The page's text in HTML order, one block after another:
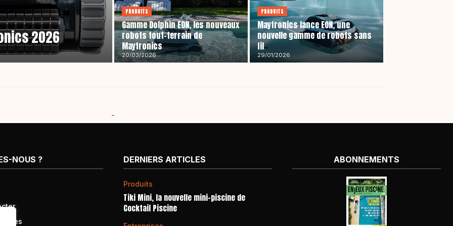
2026
PRODUITS
Gamme Dolphin EON, les nouveaux
robots tout-terrain de
Maytronics
20/03/2026
PRODUITS
Maytronics lance EON, une
nouvelle gamme de robots sans
fil
29/01/2026
-
NOUS ? DERNIERS ARTICLES
Produits
Tiki Mini, la nouvelle mini-piscine de
Cocktail Piscine
ABONNEMENTS